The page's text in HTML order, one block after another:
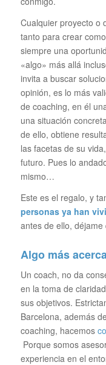
Cualquier proyecto o
tanto para crear
siempre una
«algo» más allá
invita a buscar
opinión, es lo más
de coaching, en él
una situación
de ello, obtiene
las facetas de su
futuro. Pues lo
mismo…
Este es el regalo, y
personas ya han
antes de ello, déjame
Algo más
Un coach, no da
en la toma de
sus objetivos.
Barcelona, además
coaching, hacemos
Porque somos
experiencia en el